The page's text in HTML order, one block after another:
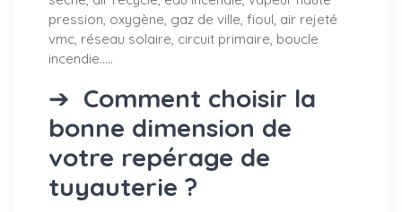
pression, oxygène, gaz de ville, fioul, air rejeté
vmc, réseau solaire, circuit primaire, boucle
incendie.....
➔ Comment choisir la
bonne dimension de
votre repérage de
tuyauterie ?